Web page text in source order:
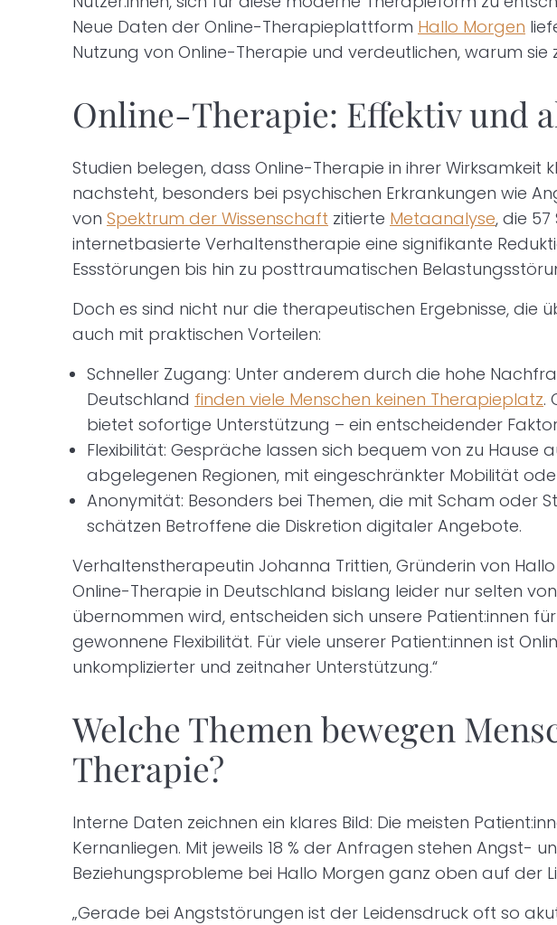
Neue Daten der Online-Therapieplattform Hallo Morgen
Nutzung von Online-Therapie und verdeutlichen, warum
Online-Therapie: Effektiv und
Studien belegen, dass Online-Therapie in ihrer Wirksamkeit
nachsteht, besonders bei psychischen Erkrankungen wie
von Spektrum der Wissenschaft zitierte Metaanalyse, die
internetbasierte Verhaltenstherapie eine signifikante
Essstörungen bis hin zu posttraumatischen
Doch es sind nicht nur die therapeutischen Ergebnisse, die
auch mit praktischen Vorteilen:
Schneller Zugang: Unter anderem durch die hohe
Deutschland finden viele Menschen keinen Therapieplatz.
bietet sofortige Unterstützung – ein entscheidender
Flexibilität: Gespräche lassen sich bequem von zu Hause
abgelegenen Regionen, mit eingeschränkter Mobilität
Anonymität: Besonders bei Themen, die mit Scham oder
schätzen Betroffene die Diskretion digitaler Angebote.
Verhaltenstherapeutin Johanna Trittien, Gründerin von
Online-Therapie in Deutschland bislang leider nur selten
übernommen wird, entscheiden sich unsere Patient:innen
gewonnene Flexibilität. Für viele unserer Patient:innen ist
unkomplizierter und zeitnaher Unterstützung.“
Welche Themen bewegen
Therapie?
Interne Daten zeichnen ein klares Bild: Die meisten
Kernanliegen. Mit jeweils 18 % der Anfragen stehen Angst-
Beziehungsprobleme bei Hallo Morgen ganz oben auf der
„Gerade bei Angststörungen ist der Leidensdruck oft so